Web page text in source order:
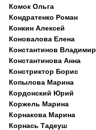
Комок Ольга
Кондратенко Роман
Конкин Алексей
Коновалова Елена
Константинов Владимир
Константинова Анна
Констриктор Борис
Копылова Марина
Кордонский Юрий
Коржель Марина
Корнакова Марина
Корнась Тадеуш